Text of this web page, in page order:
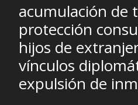
acumulación de
protección
hijos de
vínculos
expulsión de